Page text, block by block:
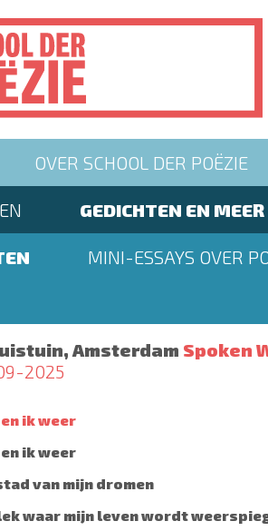
OVER SCHOOL DER POËZIE
GEDICHTEN EN MEER
MINI-ESSAYS OVER
Amsterdam Spoken
2025
ik weer
ik weer
van mijn dromen
waar mijn leven wordt